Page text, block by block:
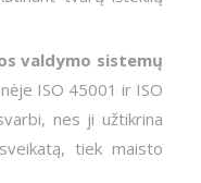
valdymo sistemų
ISO 45001 ir ISO
nes ji užtikrina
tiek maisto